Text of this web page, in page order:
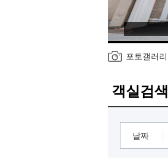
포토갤러리
객실검색
날짜